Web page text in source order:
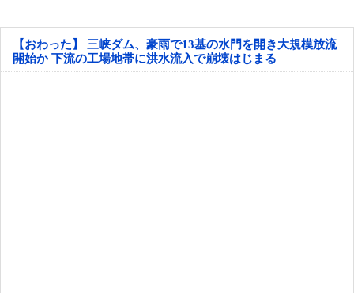
【おわった】 三峡ダム、豪雨で13基の水門を開き大規模放流
開始か 下流の工場地帯に洪水流入で崩壊はじまる